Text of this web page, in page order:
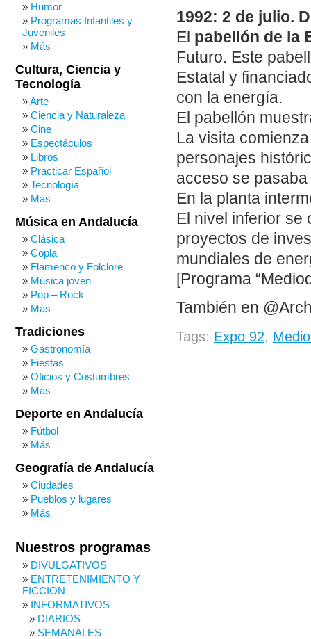
1992: 2 de julio.
El pabellón de la
Futuro. Este
Estatal y
con la energía.
El pabellón
La visita
personajes
acceso se
En la planta
El nivel inferior se
proyectos de
mundiales de
[Programa
También en
Tags: Expo 92,
Humor
Programas Infantiles y
Juveniles
Más
Cultura, Ciencia y
Tecnología
Arte
Ciencia y Naturaleza
Cine
Espectáculos
Libros
Practicar Español
Tecnología
Más
Música en Andalucía
Clásica
Copla
Flamenco y Folclore
Música joven
Pop – Rock
Más
Tradiciones
Gastronomía
Fiestas
Oficios y Costumbres
Más
Deporte en Andalucía
Fútbol
Más
Geografía de Andalucía
Ciudades
Pueblos y lugares
Más
Nuestros programas
DIVULGATIVOS
ENTRETENIMIENTO Y
FICCIÓN
INFORMATIVOS
DIARIOS
SEMANALES